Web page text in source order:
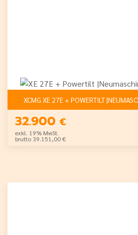
32.900 €
exkl. 19% MwSt.
brutto 39.151,00 €